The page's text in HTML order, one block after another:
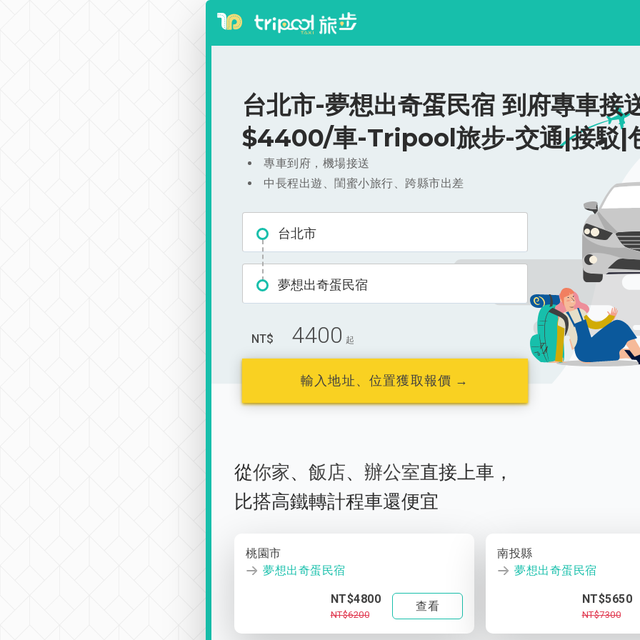
台北市-夢想出奇蛋民宿 到府專車接
$4400/車-Tripool旅步-交通|接駁|
專車到府，機場接送
中長程出遊、閨蜜小旅行、跨縣市出差
台北市
夢想出奇蛋民宿
NT$ 4400 起
輸入地址、位置獲取報價 →
從你家、 飯店、 辦公室直接上車，
比搭高鐵轉計程車還便宜
桃園市
夢想出奇蛋民宿
NT$4800
NT$6200
查看
南投縣
夢想出奇蛋民宿
NT$5650
NT$7300